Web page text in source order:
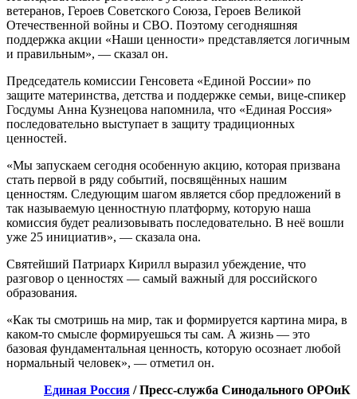
ветеранов, Героев Советского Союза, Героев Великой
Отечественной войны и СВО. Поэтому сегодняшняя
поддержка акции «Наши ценности» представляется логичным
и правильным», — сказал он.
Председатель комиссии Генсовета «Единой России» по
защите материнства, детства и поддержке семьи, вице-спикер
Госдумы Анна Кузнецова напомнила, что «Единая Россия»
последовательно выступает в защиту традиционных
ценностей.
«Мы запускаем сегодня особенную акцию, которая призвана
стать первой в ряду событий, посвящённых нашим
ценностям. Следующим шагом является сбор предложений в
так называемую ценностную платформу, которую наша
комиссия будет реализовывать последовательно. В неё вошли
уже 25 инициатив», — сказала она.
Святейший Патриарх Кирилл выразил убеждение, что
разговор о ценностях — самый важный для российского
образования.
«Как ты смотришь на мир, так и формируется картина мира, в
каком-то смысле формируешься ты сам. А жизнь — это
базовая фундаментальная ценность, которую осознает любой
нормальный человек», — отметил он.
Единая Россия / Пресс-служба Синодального ОРОиК